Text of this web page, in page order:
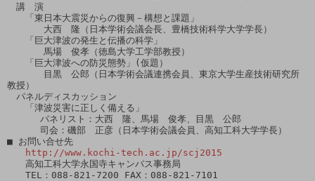
講　演
「東日本大震災からの復興－構想と課題」
大西　隆（日本学術会議会長、豊橋技術科学大学学長）
「巨大津波の発生と伝播の科学」
馬場　俊孝（徳島大学工学部教授）
「巨大津波への防災態勢」(仮題）
目黒　公郎（日本学術会議連携会員、東京大学生産技術研究所
教授）
パネルディスカッション
「津波災害に正しく備える」
パネリスト：大西　隆、馬場　俊孝、目黒　公郎
司会：磯部　正彦（日本学術会議会員、高知工科大学学長）
■ お問い合せ先
http://www.kochi-tech.ac.jp/scj2015
高知工科大学永国寺キャンパス事務局
TEL：088-821-7200 FAX：088-821-7101